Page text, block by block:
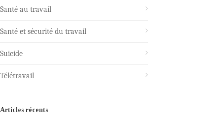
Santé au travail
Santé et sécurité du travail
Suicide
Télétravail
Articles récents